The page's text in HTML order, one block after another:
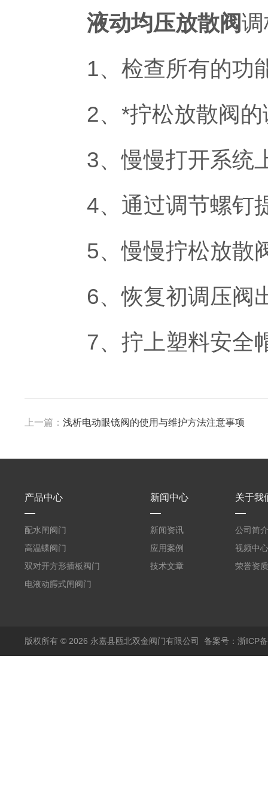
液动均压放散阀
1、检查所有的功
2、*拧松放散阀的
3、慢慢打开系统
4、通过调节螺钉提
5、慢慢拧松放散阀
6、恢复初调压阀
7、拧上塑料安全
上一篇： 浅析电动眼镜阀的使用与维护方法注意事项
产品中心
配水闸阀门
高温蝶阀门
双对开方形插板阀门
电液动腭式闸阀门
新闻中心
新闻资讯
应用案例
技术文章
关于我
公司简介
视频中心
荣誉资质
版权所有 © 2026 永嘉县瓯北双金阀门有限公司 备案号：浙ICP